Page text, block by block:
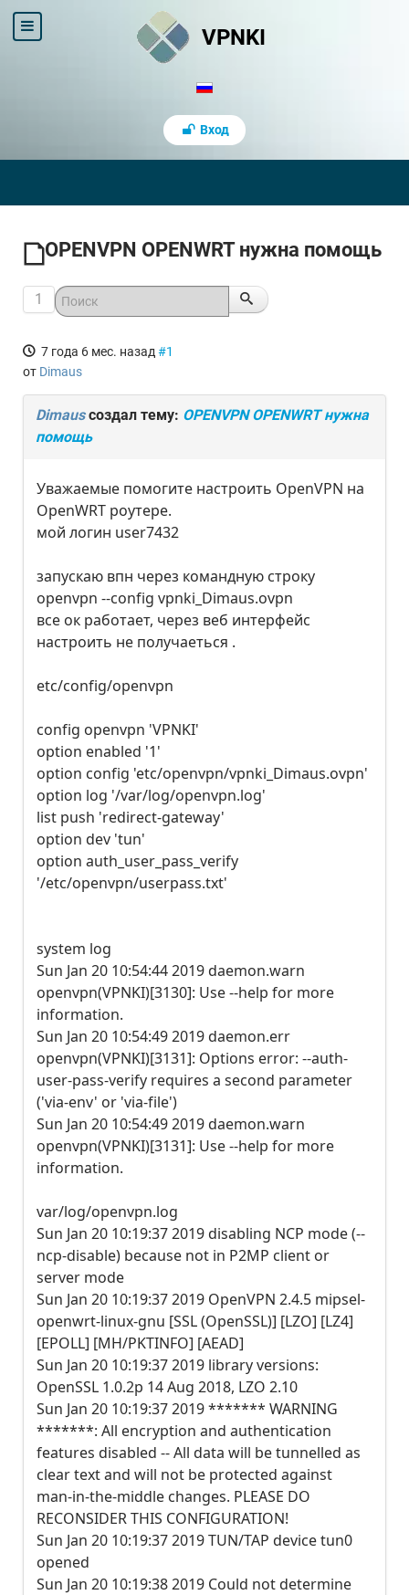
VPNKI
Вход
OPENVPN OPENWRT нужна помощь
1
7 года 6 мес. назад #1
от Dimaus
Dimausсоздал тему: OPENVPN OPENWRT нужна
помощь
Уважаемые помогите настроить OpenVPN на
OpenWRT роутере.
мой логин user7432
запускаю впн через командную строку
openvpn --config vpnki_Dimaus.ovpn
все ок работает, через веб интерфейс
настроить не получаеться .
etc/config/openvpn
config openvpn 'VPNKI'
option enabled '1'
option config 'etc/openvpn/vpnki_Dimaus.ovpn'
option log '/var/log/openvpn.log'
list push 'redirect-gateway'
option dev 'tun'
option auth_user_pass_verify
'/etc/openvpn/userpass.txt'
system log
Sun Jan 20 10:54:44 2019 daemon.warn
openvpn(VPNKI)[3130]: Use --help for more
information.
Sun Jan 20 10:54:49 2019 daemon.err
openvpn(VPNKI)[3131]: Options error: --auth-
user-pass-verify requires a second parameter
('via-env' or 'via-file')
Sun Jan 20 10:54:49 2019 daemon.warn
openvpn(VPNKI)[3131]: Use --help for more
information.
var/log/openvpn.log
Sun Jan 20 10:19:37 2019 disabling NCP mode (--
ncp-disable) because not in P2MP client or
server mode
Sun Jan 20 10:19:37 2019 OpenVPN 2.4.5 mipsel-
openwrt-linux-gnu [SSL (OpenSSL)] [LZO] [LZ4]
[EPOLL] [MH/PKTINFO] [AEAD]
Sun Jan 20 10:19:37 2019 library versions:
OpenSSL 1.0.2p 14 Aug 2018, LZO 2.10
Sun Jan 20 10:19:37 2019 ******* WARNING
*******: All encryption and authentication
features disabled -- All data will be tunnelled as
clear text and will not be protected against
man-in-the-middle changes. PLEASE DO
RECONSIDER THIS CONFIGURATION!
Sun Jan 20 10:19:37 2019 TUN/TAP device tun0
opened
Sun Jan 20 10:19:38 2019 Could not determine